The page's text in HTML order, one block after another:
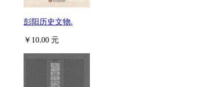
彭阳历史文物.
￥10.00 元